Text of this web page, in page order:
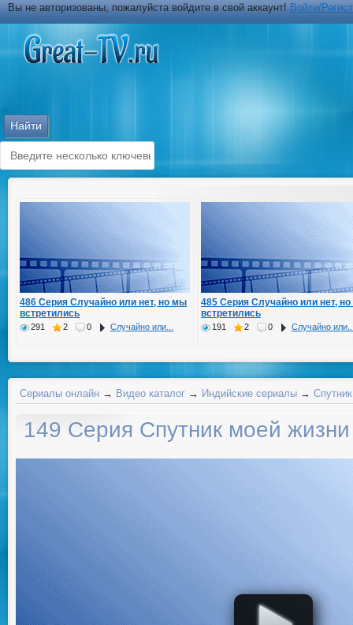
Вы не авторизованы, пожалуйста войдите в свой аккаунт!Войти/
486 Серия Случайно или нет, но мы
встретились
291 2 0 Случайно или...
485 Серия Случайно или нет,
встретились
191 2 0 Случайно
Сериалы онлайн → Видео каталог → Индийские сериалы →
149 Серия Спутник моей жизни